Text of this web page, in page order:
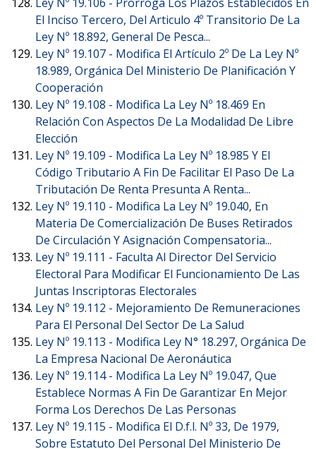
El Inciso Tercero, Del Articulo 4º Transitorio De La
Ley Nº 18.892, General De Pesca...
Ley Nº 19.107 - Modifica El Artículo 2º De La Ley Nº
18.989, Orgánica Del Ministerio De Planificación Y
Cooperación
Ley Nº 19.108 - Modifica La Ley Nº 18.469 En
Relación Con Aspectos De La Modalidad De Libre
Elección
Ley Nº 19.109 - Modifica La Ley Nº 18.985 Y El
Código Tributario A Fin De Facilitar El Paso De La
Tributación De Renta Presunta A Renta...
Ley Nº 19.110 - Modifica La Ley Nº 19.040, En
Materia De Comercialización De Buses Retirados
De Circulación Y Asignación Compensatoria...
Ley Nº 19.111 - Faculta Al Director Del Servicio
Electoral Para Modificar El Funcionamiento De Las
Juntas Inscriptoras Electorales
Ley Nº 19.112 - Mejoramiento De Remuneraciones
Para El Personal Del Sector De La Salud
Ley Nº 19.113 - Modifica Ley N° 18.297, Orgánica De
La Empresa Nacional De Aeronáutica
Ley Nº 19.114 - Modifica La Ley Nº 19.047, Que
Establece Normas A Fin De Garantizar En Mejor
Forma Los Derechos De Las Personas
Ley Nº 19.115 - Modifica El D.f.l. Nº 33, De 1979,
Sobre Estatuto Del Personal Del Ministerio De